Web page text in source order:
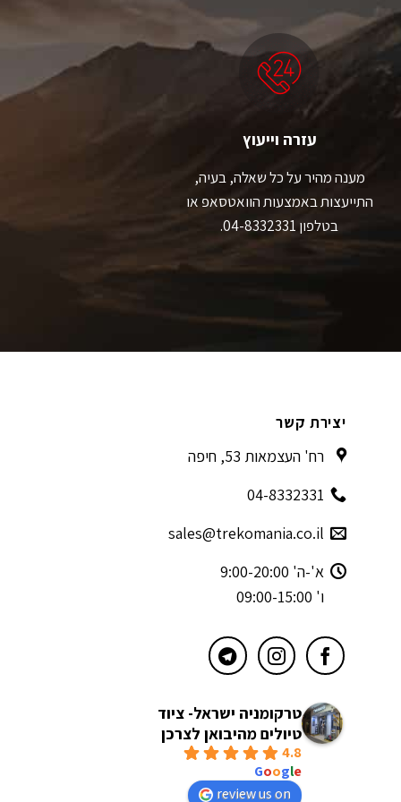
ניתן
לבחור
את
האפשרויות
בעמוד
המוצר
את
האפשרויות
עזרה וייעוץ
מענה מהיר על כל שאלה, בעיה,
התייעצות באמצעות הוואטסאפ או
בטלפון 04-8332331.
יצירת קשר
רח' העצמאות 53, חיפה
04-8332331
sales@trekomania.co.il
א'-ה' 9:00-20:00
ו' 09:00-15:00
טרקומניה ישראל- ציוד
טיולים מהיבואן לצרכן
4.8
Google
review us on